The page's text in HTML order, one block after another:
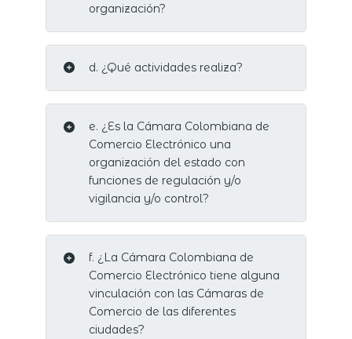
organización?
d. ¿Qué actividades realiza?
e. ¿Es la Cámara Colombiana de
Comercio Electrónico una
organización del estado con
funciones de regulación y/o
vigilancia y/o control?
f. ¿La Cámara Colombiana de
Comercio Electrónico tiene alguna
vinculación con las Cámaras de
Comercio de las diferentes
ciudades?